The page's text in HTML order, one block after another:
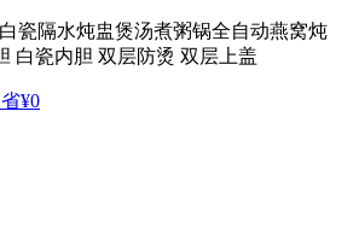
瓷隔水炖盅煲汤煮粥锅全自动燕窝炖
白瓷内胆 双层防烫 双层上盖
¥0